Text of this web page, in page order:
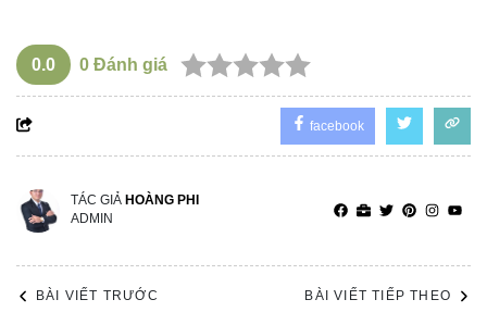
0.0 0 Đánh giá
facebook
TÁC GIẢ HOÀNG PHI
ADMIN
BÀI VIẾT TRƯỚC BÀI VIẾT TIẾP THEO